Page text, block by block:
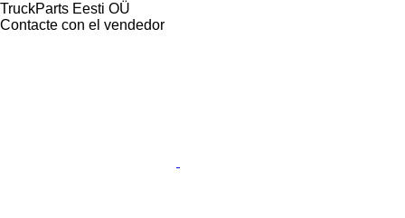
TruckParts Eesti OÜ
Contacte con el vendedor